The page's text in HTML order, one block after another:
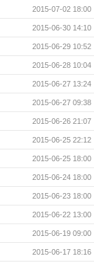
2015-07-02 18:00
2015-06-30 14:10
2015-06-29 10:52
2015-06-28 10:04
2015-06-27 13:24
2015-06-27 09:38
2015-06-26 21:07
2015-06-25 22:12
2015-06-25 18:00
2015-06-24 18:00
2015-06-23 18:00
2015-06-22 13:00
2015-06-19 09:00
2015-06-17 18:16